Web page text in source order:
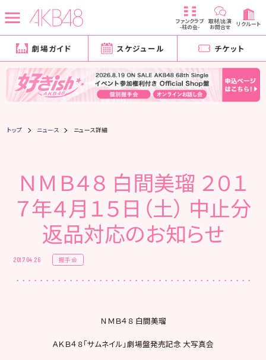
ファンクラブ
-柱の会-
取材/出演
お問合せ リクルート
劇場ガイド スケジュール チケット
トップ ニュース ニュース詳細
ＮＭＢ４８ 白間美瑠 ２０１
７年４月１５日（土） 中止分
返品対応のお知らせ
2017.04.26 握手会
ＮＭＢ４８ 白間美瑠
ＡＫＢ４８「サムネイル」劇場盤発売記念 大写真会